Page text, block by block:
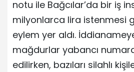
notu ile Bağcılar’da bir iş
milyonlarca lira istenmesi
eylem yer aldı.
mağdurlar yabancı
edilirken, bazıları silahlı